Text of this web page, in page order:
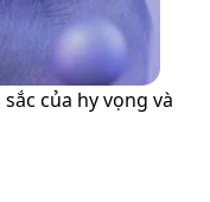
sắc của hy vọng và